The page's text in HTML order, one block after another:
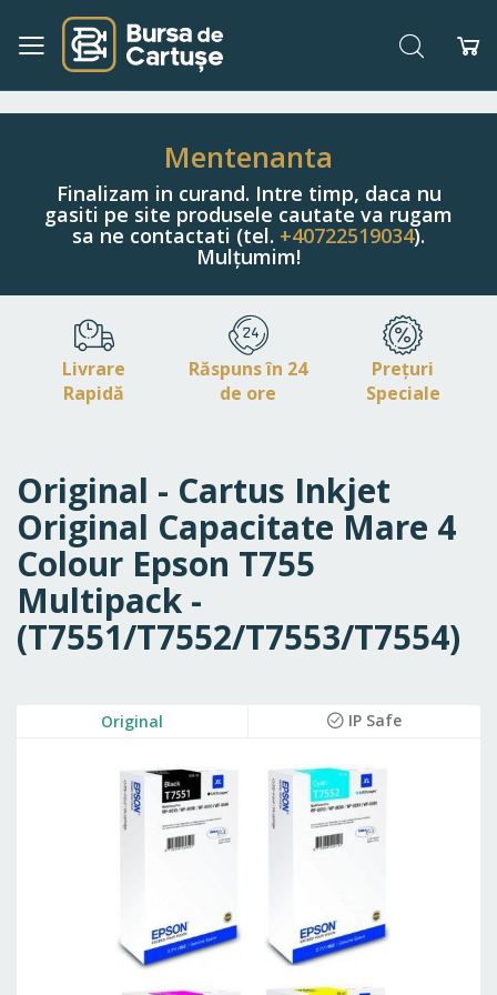
Navigați
Conținut
Căutare
Mentenanta
Finalizam in curand. Intre timp, daca nu
gasiti pe site produsele cautate va rugam
sa ne contactati (tel. +40722519034).
Mulțumim!
Livrare
Rapidă
Răspuns în 24
de ore
Prețuri
Speciale
Original - Cartus Inkjet
Original Capacitate Mare 4
Colour Epson T755
Multipack -
(T7551/T7552/T7553/T7554)
Original IP Safe